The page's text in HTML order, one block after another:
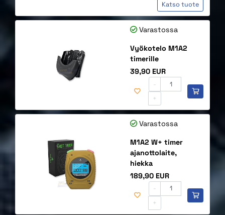
Katso tuote
Varastossa
Vyökotelo M1A2
timerille
Hinta
39,90 EUR
-
+
Varastossa
M1A2 W+ timer
ajanottolaite,
hiekka
Hinta
189,90 EUR
-
+